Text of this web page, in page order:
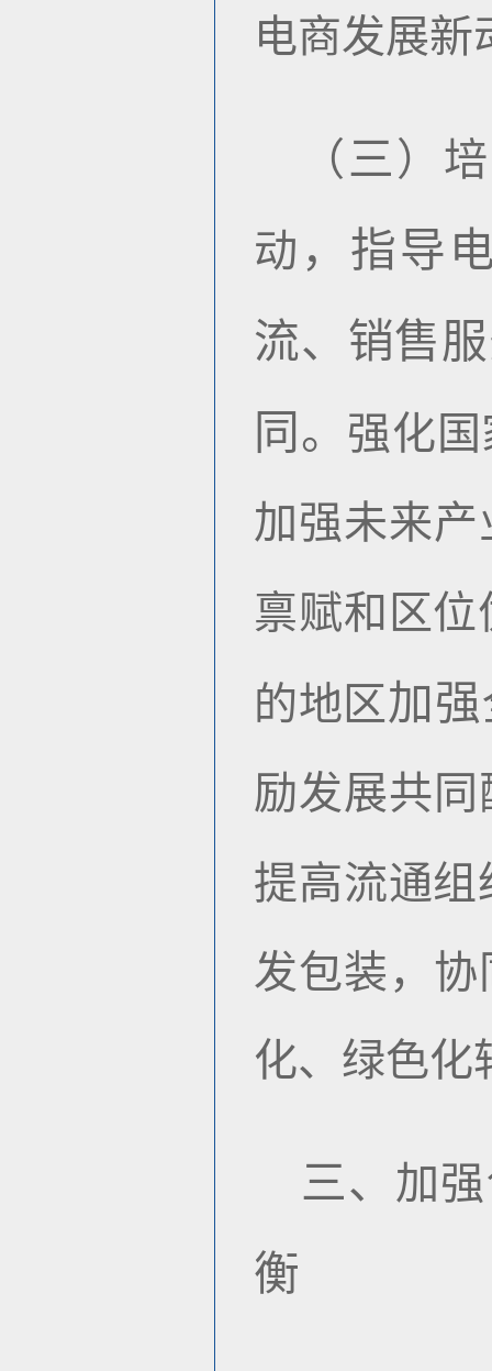
电商发展新
（ 三 ）
动 ，指导
流、销售
同。 强化
加强未来
禀赋和区
的地区加强
励发展共
提高流通
发包装，
化、绿色化
三、 加
衡